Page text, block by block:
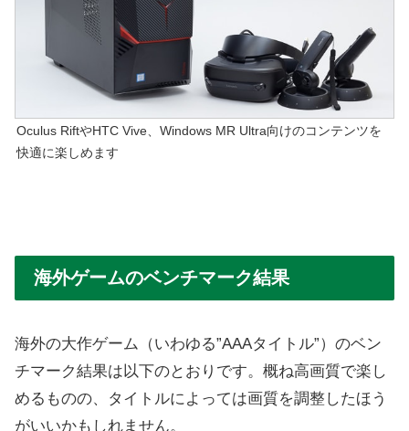
Oculus RiftやHTC Vive、Windows MR Ultra向けのコンテンツを
快適に楽しめます
海外ゲームのベンチマーク結果
海外の大作ゲーム（いわゆる”AAAタイトル”）のベン
チマーク結果は以下のとおりです。概ね高画質で楽し
めるものの、タイトルによっては画質を調整したほう
がいいかもしれません。